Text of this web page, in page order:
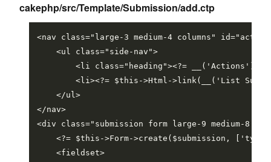
cakephp/src/Template/Submission/add.ctp
<nav class="large-3 medium-4 columns"
    <ul class="side-nav">
<li class="heading"><?= __('Actions')
<li><?= $this->Html->link(__('List
    </ul>
</nav>
<div class="submission form large-9 medium-8
<?= $this->Form->create($submission,
    <fieldset>